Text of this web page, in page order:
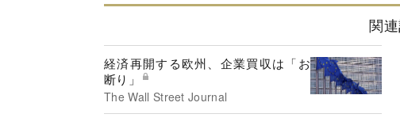
関
経済再開する欧州、企業買収は「お
断り」
The Wall Street Journal